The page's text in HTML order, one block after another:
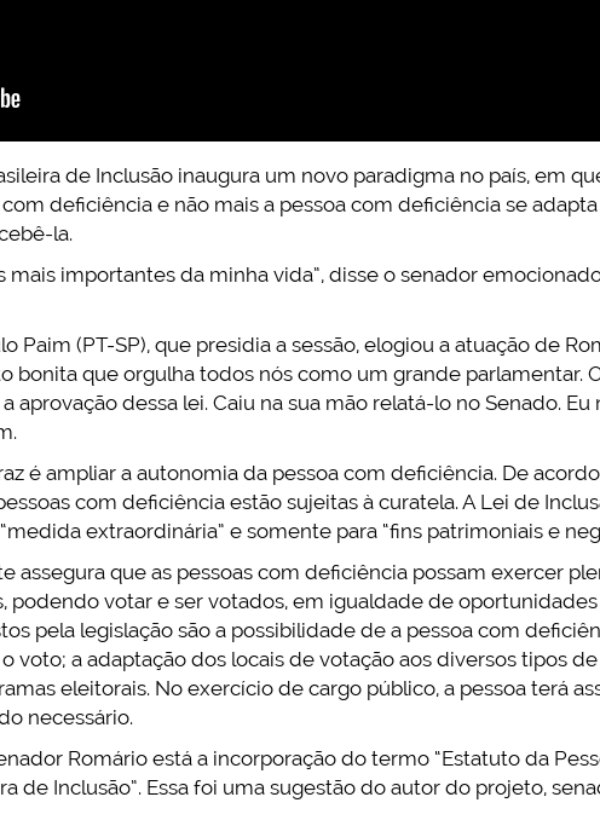
de Inclusão inaugura um novo paradigma no país, em
deficiência e não mais a pessoa com deficiência se
la.
mais importantes da minha vida”, disse o senador
Paim (PT-SP), que presidia a sessão, elogiou a atuação de
bonita que orgulha todos nós como um grande parlamentar.
aprovação dessa lei. Caiu na sua mão relatá-lo no Senado. Eu
é ampliar a autonomia da pessoa com deficiência. De
com deficiência estão sujeitas à curatela. A Lei de
extraordinária” e somente para “fins patrimoniais e
assegura que as pessoas com deficiência possam exercer
podendo votar e ser votados, em igualdade de
pela legislação são a possibilidade de a pessoa com
voto; a adaptação dos locais de votação aos diversos tipos
eleitorais. No exercício de cargo público, a pessoa terá
necessário.
Romário está a incorporação do termo “Estatuto da
de Inclusão”. Essa foi uma sugestão do autor do projeto,